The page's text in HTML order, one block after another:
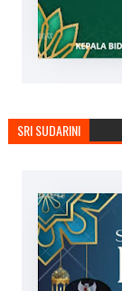
SRI SUDARINI